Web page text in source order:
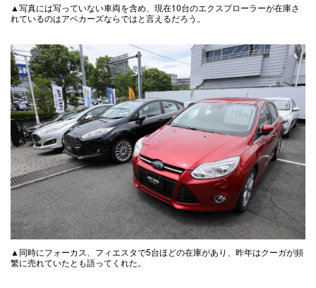
▲写真には写っていない車両を含め、現在10台のエクスプローラーが在庫さ
れているのはアベカーズならではと言えるだろう。
▲同時にフォーカス、フィエスタで5台ほどの在庫があり、昨年はクーガが頻
繁に売れていたとも語ってくれた。